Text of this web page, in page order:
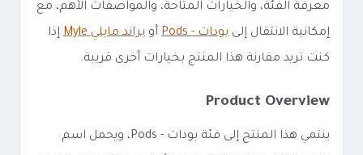
معرفة الفئة، والخيارات المتاحة، والمواصفات الأهم، مع
إمكانية الانتقال إلى بودات - Pods أو براند مايلي Myle
إذا
كنت تريد مقارنة هذا المنتج بخيارات أخرى قريبة.
Product Overview
ينتمي هذا المنتج إلى فئة بودات - Pods، ويحمل اسم